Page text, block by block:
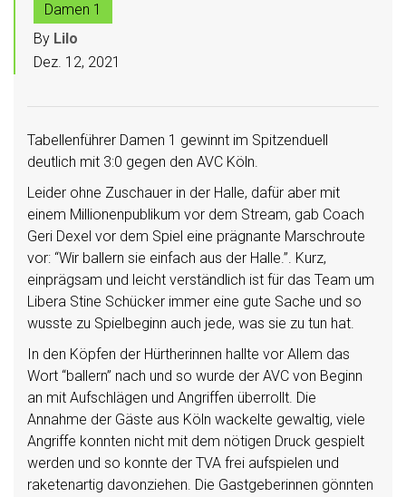
Damen 1
By Lilo
Dez. 12, 2021
Tabellenführer Damen 1 gewinnt im Spitzenduell
deutlich mit 3:0 gegen den AVC Köln.
Leider ohne Zuschauer in der Halle, dafür aber mit
einem Millionenpublikum vor dem Stream, gab Coach
Geri Dexel vor dem Spiel eine prägnante Marschroute
vor: “Wir ballern sie einfach aus der Halle.”. Kurz,
einprägsam und leicht verständlich ist für das Team um
Libera Stine Schücker immer eine gute Sache und so
wusste zu Spielbeginn auch jede, was sie zu tun hat.
In den Köpfen der Hürtherinnen hallte vor Allem das
Wort “ballern” nach und so wurde der AVC von Beginn
an mit Aufschlägen und Angriffen überrollt. Die
Annahme der Gäste aus Köln wackelte gewaltig, viele
Angriffe konnten nicht mit dem nötigen Druck gespielt
werden und so konnte der TVA frei aufspielen und
raketenartig davonziehen. Die Gastgeberinnen gönnten